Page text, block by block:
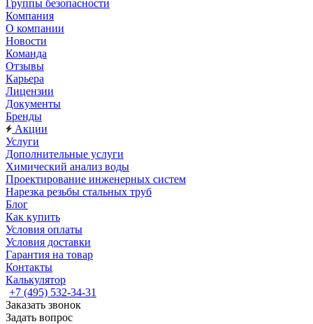
Группы безопасности
Компания
О компании
Новости
Команда
Отзывы
Карьера
Лицензии
Документы
Бренды
Акции
Услуги
Дополнительные услуги
Химический анализ воды
Проектирование инженерных систем
Нарезка резьбы стальных труб
Блог
Как купить
Условия оплаты
Условия доставки
Гарантия на товар
Контакты
Калькулятор
+7 (495) 532‑34‑31
Заказать звонок
Задать вопрос